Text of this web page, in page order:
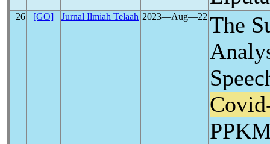
26 [GO] Jurnal Ilmiah Telaah 2023―Aug―22 The